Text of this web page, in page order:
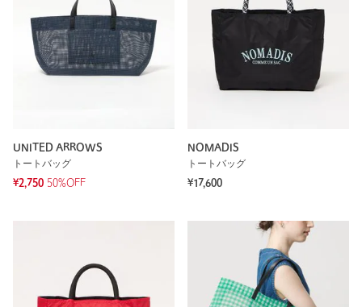
UNITED ARROWS
トートバッグ
¥2,750 50%OFF
NOMADIS
トートバッグ
¥17,600